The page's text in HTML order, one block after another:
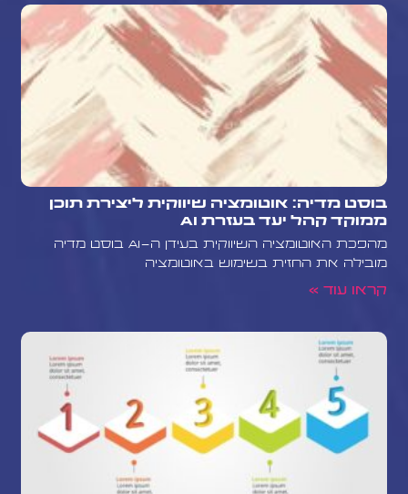
בוסט מדיה: אוטומציה שיווקית ליצירת תוכן
ממוקד קהל יעד בעזרת AI
מהפכת האוטומציה השיווקית בעידן ה-AI בוסט מדיה
מובילה את החזית בשימוש באוטומציה
קראו עוד »